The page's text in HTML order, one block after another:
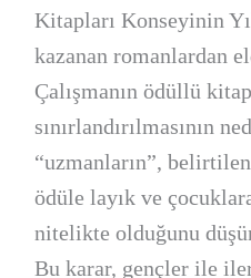
Kitapları Konseyinin
kazanan romanlardan
Çalışmanın ödüllü
sınırlandırılmasının
“uzmanların”,
ödüle layık ve
nitelikte olduğunu
Bu karar, gençler ile